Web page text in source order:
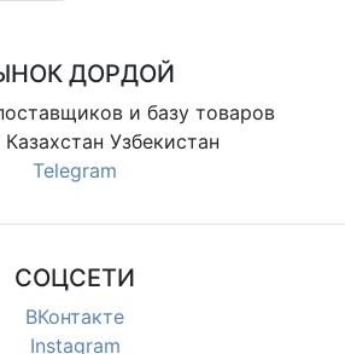
ДОРДОЙ
и базу товаров
Узбекистан
Telegram
СОЦСЕТИ
ВКонтакте
Instagram